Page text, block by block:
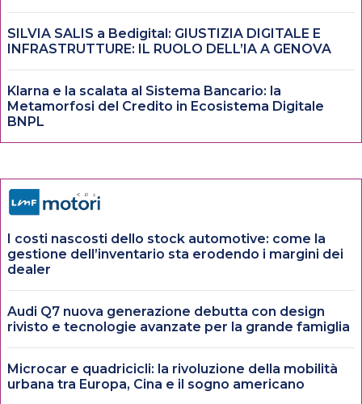
SILVIA SALIS a Bedigital: GIUSTIZIA DIGITALE E
INFRASTRUTTURE: IL RUOLO DELL’IA A GENOVA
Klarna e la scalata al Sistema Bancario: la
Metamorfosi del Credito in Ecosistema Digitale
BNPL
I costi nascosti dello stock automotive: come la
gestione dell’inventario sta erodendo i margini dei
dealer
Audi Q7 nuova generazione debutta con design
rivisto e tecnologie avanzate per la grande famiglia
Microcar e quadricicli: la rivoluzione della mobilità
urbana tra Europa, Cina e il sogno americano